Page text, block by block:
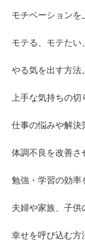
モチベーションを
モテる、モテたい
やる気を出す方法。
上手な気持ちの切
仕事の悩みや解決
体調不良を改善さ
勉強・学習の効率
夫婦や家族、子供
幸せを呼び込む方